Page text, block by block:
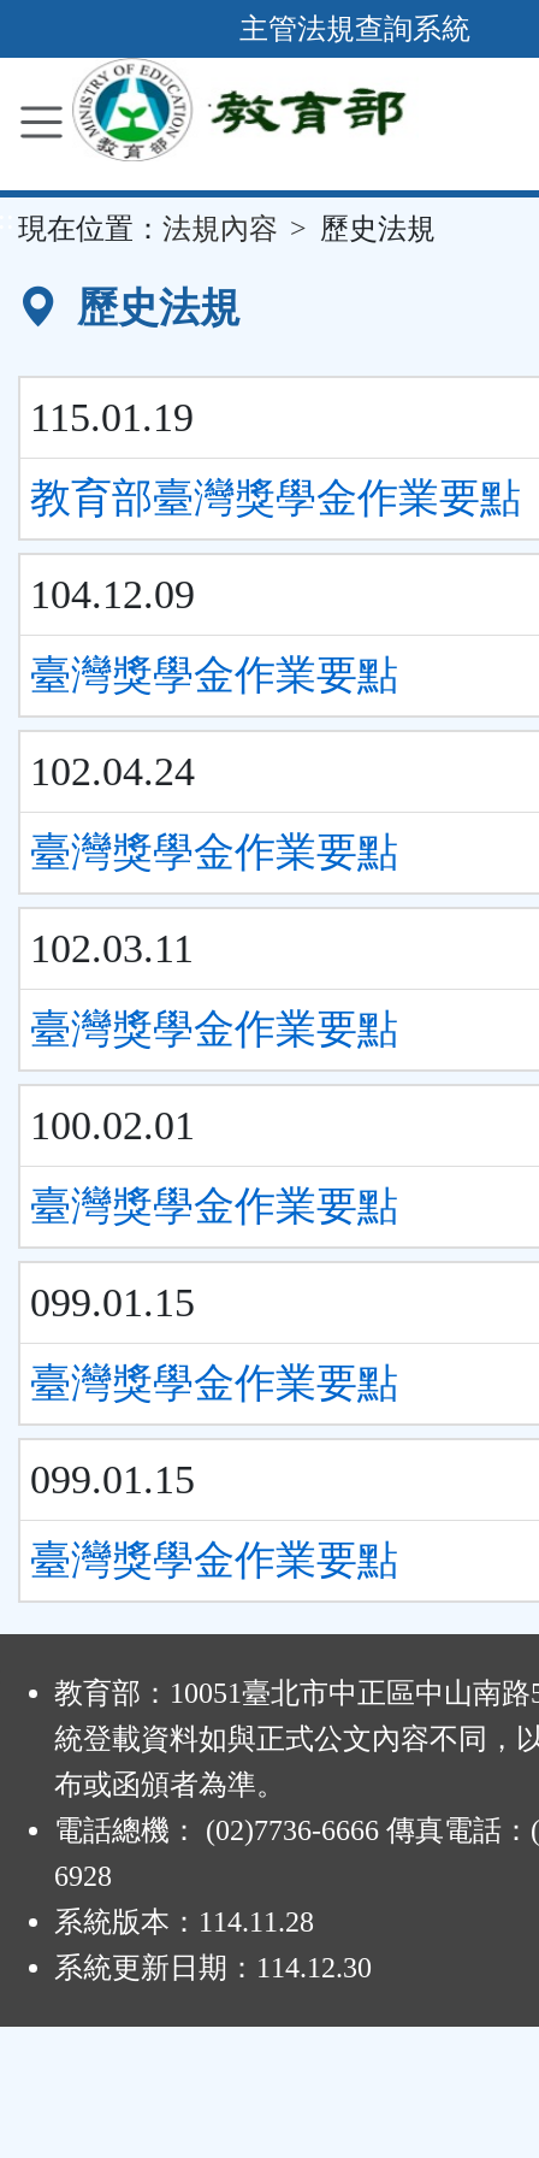
到
要
容
區
主管法規查詢系統
現在位置： 法規內容 歷史法規
歷史法規
115.01.19
教育部臺灣獎學金作業要點
104.12.09
臺灣獎學金作業要點
102.04.24
臺灣獎學金作業要點
102.03.11
臺灣獎學金作業要點
100.02.01
臺灣獎學金作業要點
099.01.15
臺灣獎學金作業要點
099.01.15
臺灣獎學金作業要點
教育部：10051臺北市中正區中山南
統登載資料如與正式公文內容不同，
布或函頒者為準。
電話總機： (02)7736-6666 傳真電話：
6928
系統版本： 114.11.28
系統更新日期： 114.12.30